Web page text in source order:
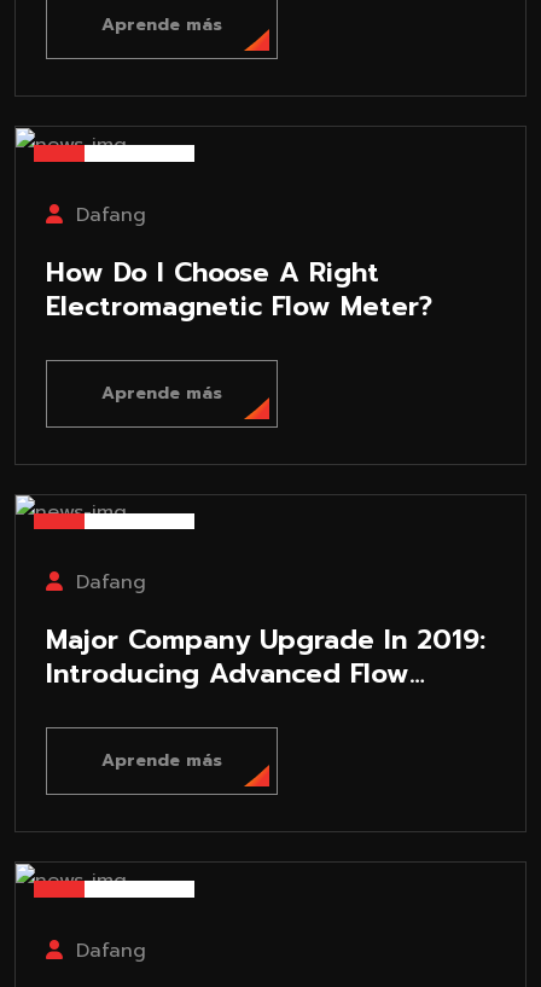
Aprende más
Dafang
How Do I Choose A Right
Electromagnetic Flow Meter?
Aprende más
Dafang
‌Major Company Upgrade In 2019:
Introducing Advanced Flow
Product Testing Accuracy‌
Aprende más
Dafang